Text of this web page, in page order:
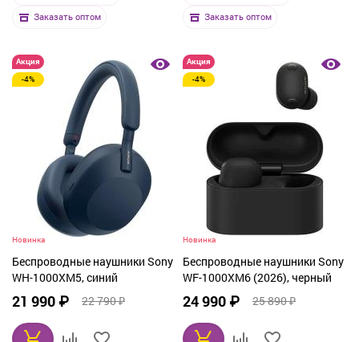
Заказать оптом
Заказать оптом
Акция
-4%
Новинка
Беспроводные наушники Sony
WH-1000XM5, синий
21 990 ₽ 22 790 ₽
Акция
-4%
Новинка
Беспроводные наушники Sony
WF-1000XM6 (2026), черный
24 990 ₽ 25 890 ₽